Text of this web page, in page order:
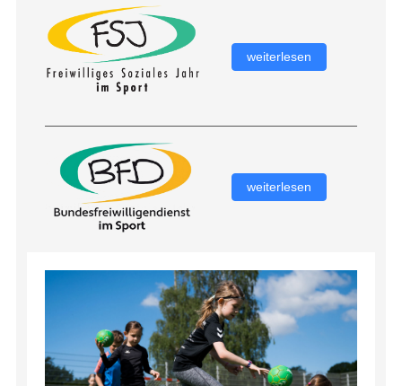
weiterlesen
weiterlesen